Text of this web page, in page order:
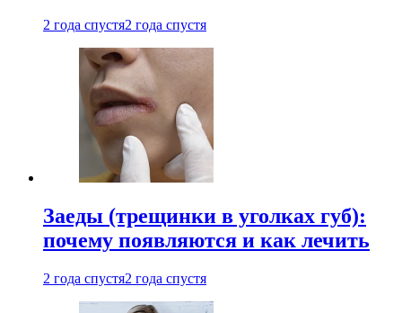
2 года спустя2 года спустя
Заеды (трещинки в уголках губ):
почему появляются и как лечить
2 года спустя2 года спустя